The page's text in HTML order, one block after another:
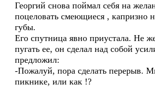
Георгий снова поймал себя на
поцеловать смеющиеся , капризно
губы.
Его спутница явно приустала. Не
пугать ее, он сделал над собой
предложил:
-Пожалуй, пора сделать перерыв.
пикнике, или как !?